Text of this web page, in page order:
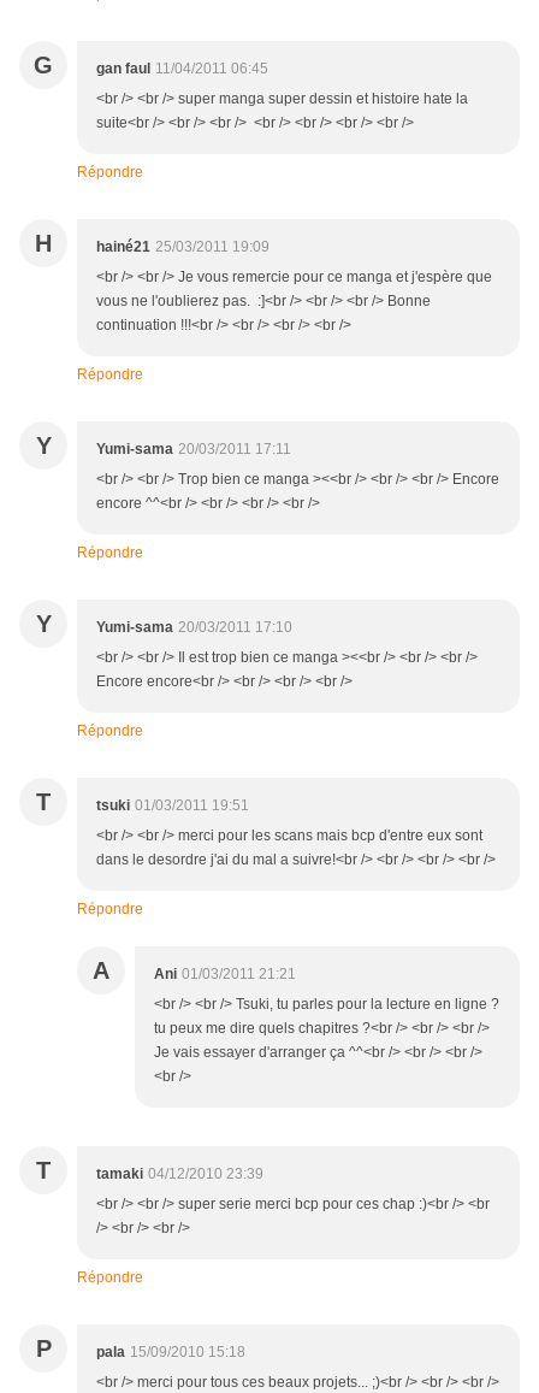
G gan faul 11/04/2011 06:45
<br /> <br /> super manga super dessin et histoire hate la
suite<br /> <br /> <br /> <br /> <br /> <br /> <br />
Répondre
H hainé21 25/03/2011 19:09
<br /> <br /> Je vous remercie pour ce manga et j'espère que
vous ne l'oublierez pas. :]<br /> <br /> <br /> Bonne
continuation !!!<br /> <br /> <br /> <br />
Répondre
Y Yumi-sama 20/03/2011 17:11
<br /> <br /> Trop bien ce manga ><<br /> <br /> <br /> Encore
encore ^^<br /> <br /> <br /> <br />
Répondre
Y Yumi-sama 20/03/2011 17:10
<br /> <br /> Il est trop bien ce manga ><<br /> <br /> <br />
Encore encore<br /> <br /> <br /> <br />
Répondre
T tsuki 01/03/2011 19:51
<br /> <br /> merci pour les scans mais bcp d'entre eux sont
dans le desordre j'ai du mal a suivre!<br /> <br /> <br /> <br />
Répondre
A Ani 01/03/2011 21:21
<br /> <br /> Tsuki, tu parles pour la lecture en ligne ?
tu peux me dire quels chapitres ?<br /> <br /> <br />
Je vais essayer d'arranger ça ^^<br /> <br /> <br />
<br />
T tamaki 04/12/2010 23:39
<br /> <br /> super serie merci bcp pour ces chap :)<br /> <br
/> <br /> <br />
Répondre
P pala 15/09/2010 15:18
<br /> merci pour tous ces beaux projets... ;)<br /> <br /> <br />